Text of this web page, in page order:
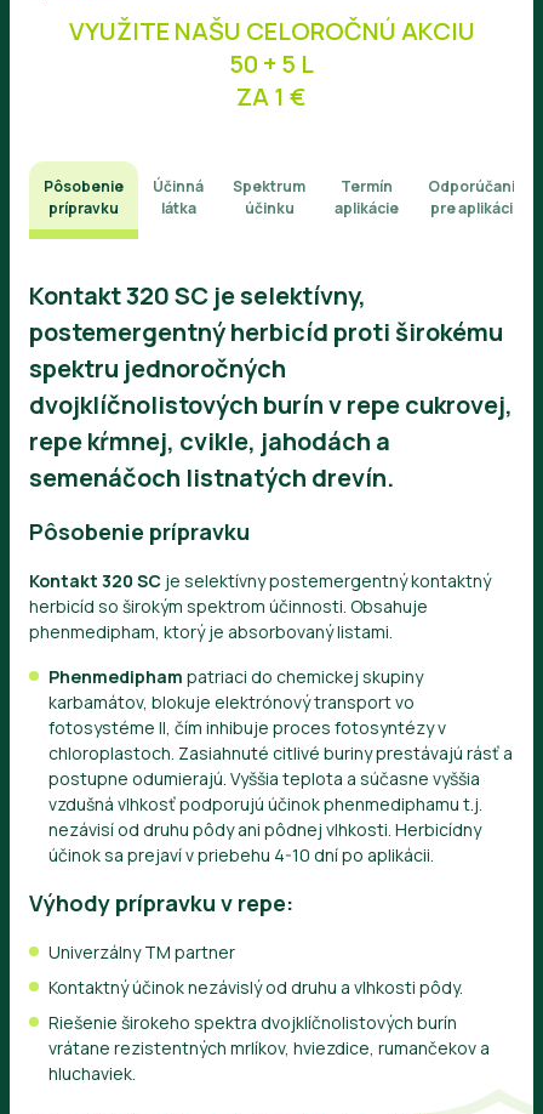
VYUŽITE NAŠU CELOROČNÚ AKCIU
50 + 5 L
ZA 1 €
Pôsobenie
prípravku
Účinná
látka
Spektrum
účinku
Termín
aplikácie
Odporúčanie
pre aplikáciu
Kontakt 320 SC je selektívny,
postemergentný herbicíd proti širokému
spektru jednoročných
dvojklíčnolistových burín v repe cukrovej,
repe kŕmnej, cvikle, jahodách a
semenáčoch listnatých drevín.
Pôsobenie prípravku
Kontakt 320 SC je selektívny postemergentný kontaktný
herbicíd so širokým spektrom účinnosti. Obsahuje
phenmedipham, ktorý je absorbovaný listami.
Phenmedipham patriaci do chemickej skupiny
karbamátov, blokuje elektrónový transport vo
fotosystéme II, čím inhibuje proces fotosyntézy v
chloroplastoch. Zasiahnuté citlivé buriny prestávajú rásť a
postupne odumierajú. Vyššia teplota a súčasne vyššia
vzdušná vlhkosť podporujú účinok phenmediphamu t.j.
nezávisí od druhu pôdy ani pôdnej vlhkosti. Herbicídny
účinok sa prejaví v priebehu 4-10 dní po aplikácii.
Výhody prípravku v repe:
Univerzálny TM partner
Kontaktný účinok nezávislý od druhu a vlhkosti pôdy.
Riešenie širokeho spektra dvojklíčnolistových burín
vrátane rezistentných mrlíkov, hviezdice, rumančekov a
hluchaviek.